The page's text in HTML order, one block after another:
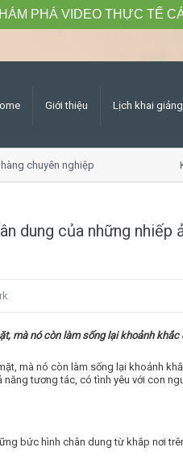
Giới thiệu Lịch khai giảng
chuyên nghiệp
dung của những nhiếp
mà nó còn làm sống lại khoảnh
mà nó còn làm sống lại khoảnh
tương tác, có tình yêu với con
bức hình chân dung từ khắp nơi
PHÁ VIDEO THỰC TẾ